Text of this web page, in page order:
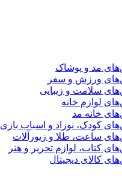
مد و پوشاک
ورزش و سفر
سلامت و زیبایی
لوازم خانه
خانه مد
کودک، نوزاد و اسباب بازی
ساعت، طلا و زیورآلات
کتاب، لوازم تحریر و هنر
کالای دیجیتال